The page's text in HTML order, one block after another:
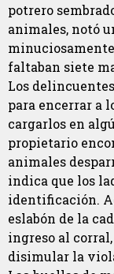
potrero
animales, notó
faltaban siete
Los
para encerrar a
cargarlos en
propietario
animales
indica que los
identificación.
eslabón de la
ingreso al
disimular la